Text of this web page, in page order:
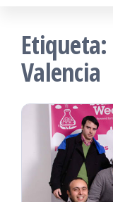
Etiqueta:
Valencia